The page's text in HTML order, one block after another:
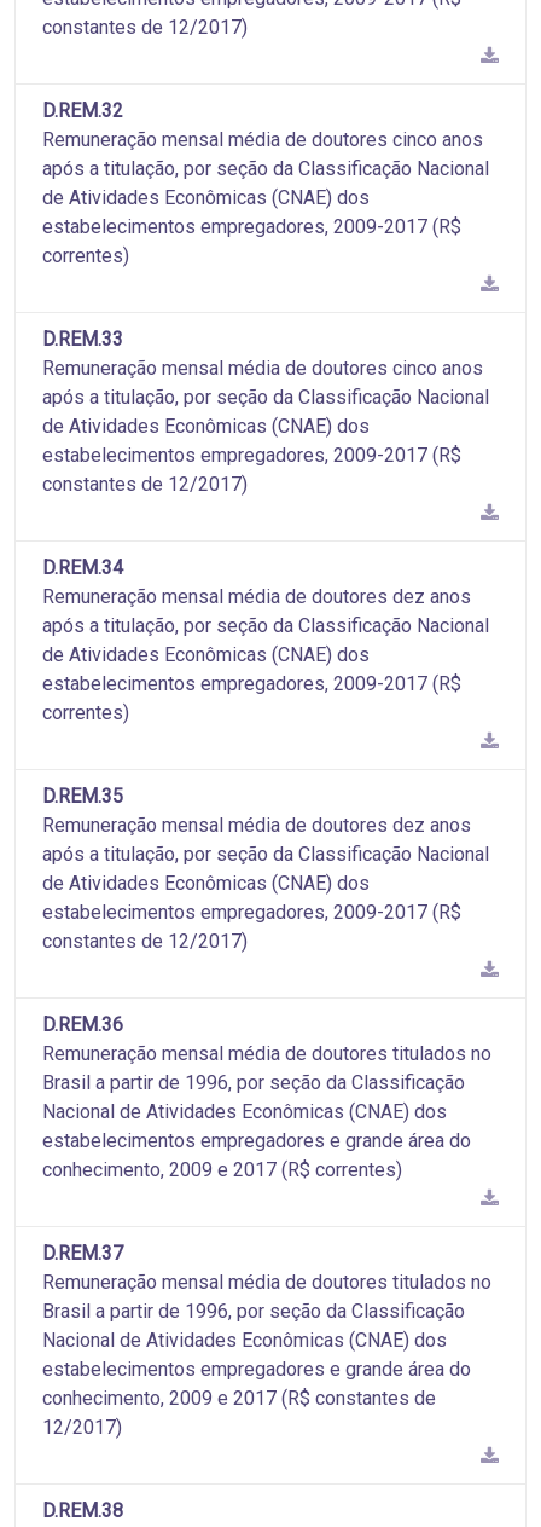
constantes de 12/2017)
D.REM.32
Remuneração mensal média de doutores cinco anos
após a titulação, por seção da Classificação Nacional
de Atividades Econômicas (CNAE) dos
estabelecimentos empregadores, 2009-2017 (R$
correntes)
D.REM.33
Remuneração mensal média de doutores cinco anos
após a titulação, por seção da Classificação Nacional
de Atividades Econômicas (CNAE) dos
estabelecimentos empregadores, 2009-2017 (R$
constantes de 12/2017)
D.REM.34
Remuneração mensal média de doutores dez anos
após a titulação, por seção da Classificação Nacional
de Atividades Econômicas (CNAE) dos
estabelecimentos empregadores, 2009-2017 (R$
correntes)
D.REM.35
Remuneração mensal média de doutores dez anos
após a titulação, por seção da Classificação Nacional
de Atividades Econômicas (CNAE) dos
estabelecimentos empregadores, 2009-2017 (R$
constantes de 12/2017)
D.REM.36
Remuneração mensal média de doutores titulados no
Brasil a partir de 1996, por seção da Classificação
Nacional de Atividades Econômicas (CNAE) dos
estabelecimentos empregadores e grande área do
conhecimento, 2009 e 2017 (R$ correntes)
D.REM.37
Remuneração mensal média de doutores titulados no
Brasil a partir de 1996, por seção da Classificação
Nacional de Atividades Econômicas (CNAE) dos
estabelecimentos empregadores e grande área do
conhecimento, 2009 e 2017 (R$ constantes de
12/2017)
D.REM.38